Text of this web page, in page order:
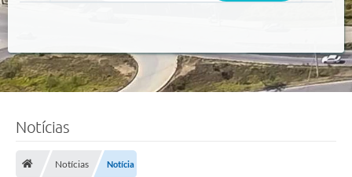
Notícias
Notícias Notícia